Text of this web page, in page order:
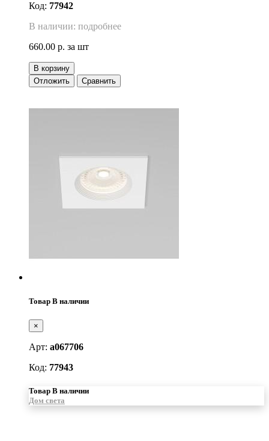
Код: 77942
В наличии: подробнее
660.00 р. за шт
В корзину
Отложить
Сравнить
Товар В наличии
×
Арт: a067706
Код: 77943
Товар В наличии
Дом света